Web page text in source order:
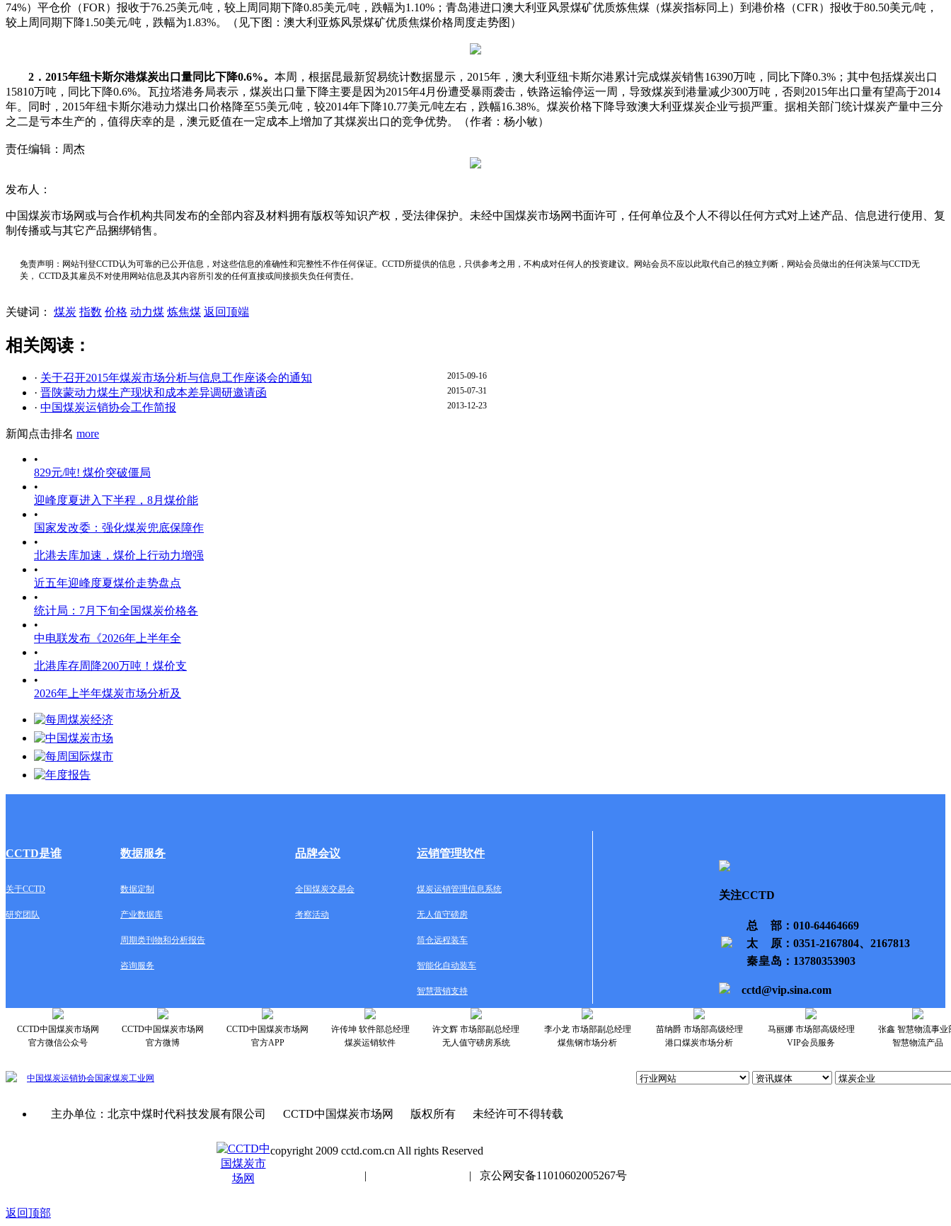
74%）平仓价（FOR）报收于76.25美元/吨，较上周同期下降0.85美元/吨，跌幅为1.10%；青岛港进口澳大利亚风景煤矿优质炼焦煤（煤炭指标同上）到港价格（CFR）报收于80.50美元/吨，
较上周同期下降1.50美元/吨，跌幅为1.83%。（见下图：澳大利亚炼风景煤矿优质焦煤价格周度走势图）
2．2015年纽卡斯尔港煤炭出口量同比下降0.6%。 本周，根据昆最新贸易统计数据显示，2015年，澳大利亚纽卡斯尔港累计完成煤炭销售16390万吨，同比下降0.3%；其中包括煤炭出口
15810万吨，同比下降0.6%。瓦拉塔港务局表示，煤炭出口量下降主要是因为2015年4月份遭受暴雨袭击，铁路运输停运一周，导致煤炭到港量减少300万吨，否则2015年出口量有望高于2014
年。同时，2015年纽卡斯尔港动力煤出口价格降至55美元/吨，较2014年下降10.77美元/吨左右，跌幅16.38%。煤炭价格下降导致澳大利亚煤炭企业亏损严重。据相关部门统计煤炭产量中三分
之二是亏本生产的，值得庆幸的是，澳元贬值在一定成本上增加了其煤炭出口的竞争优势。（作者：杨小敏）
责任编辑：周杰
发布人：
中国煤炭市场网或与合作机构共同发布的全部内容及材料拥有版权等知识产权，受法律保护。未经中国煤炭市场网书面许可，任何单位及个人不得以任何方式对上述产品、信息进行使用、复
制传播或与其它产品捆绑销售。
免责声明：网站刊登CCTD认为可靠的已公开信息，对这些信息的准确性和完整性不作任何保证。CCTD所提供的信息，只供参考之用，不构成对任何人的投资建议。网站会员不应以此取代自己的独立判断，网站会员做出的任何决策与CCTD无
关， CCTD及其雇员不对使用网站信息及其内容所引发的任何直接或间接损失负任何责任。
关键词： 煤炭 指数 价格 动力煤 炼焦煤 返回顶端
相关阅读：
· 关于召开2015年煤炭市场分析与信息工作座谈会的通知 2015-09-16
· 晋陕蒙动力煤生产现状和成本差异调研邀请函 2015-07-31
· 中国煤炭运销协会工作简报 2013-12-23
新闻点击排名 more
•
829元/吨! 煤价突破僵局
•
迎峰度夏进入下半程，8月煤价能
•
国家发改委：强化煤炭兜底保障作
•
北港去库加速，煤价上行动力增强
•
近五年迎峰度夏煤价走势盘点
•
统计局：7月下旬全国煤炭价格各
•
中电联发布《2026年上半年全
•
北港库存周降200万吨！煤价支
•
2026年上半年煤炭市场分析及
CCTD是谁 数据服务 品牌会议 运销管理软件
关于CCTD 数据定制 全国煤炭交易会 煤炭运销管理信息系统
研究团队 产业数据库 考察活动 无人值守磅房
周期类刊物和分析报告 筒仓远程装车
咨询服务 智能化自动装车
智慧营销支持
关注CCTD
总部 ：010-64464669
太原 ：0351-2167804、2167813
秦皇岛 ：13780353903
cctd@vip.sina.com
CCTD中国煤炭市场网
官方微信公众号
CCTD中国煤炭市场网
官方微博
CCTD中国煤炭市场网
官方APP
许传坤 软件部总经理
煤炭运销软件
许文辉 市场部副总经理
无人值守磅房系统
李小龙 市场部副总经理
煤焦钢市场分析
苗纳爵 市场部高级经理
港口煤炭市场分析
马丽娜 市场部高级经理
VIP会员服务
张鑫 智慧物流事业
智慧物流产品
中国煤炭运销协会国家煤炭工业网
主办单位：北京中煤时代科技发展有限公司 CCTD中国煤炭市场网 版权所有 未经许可不得转载
copyright 2009 cctd.com.cn All rights Reserved
| | 京公网安备11010602005267号
返回顶部